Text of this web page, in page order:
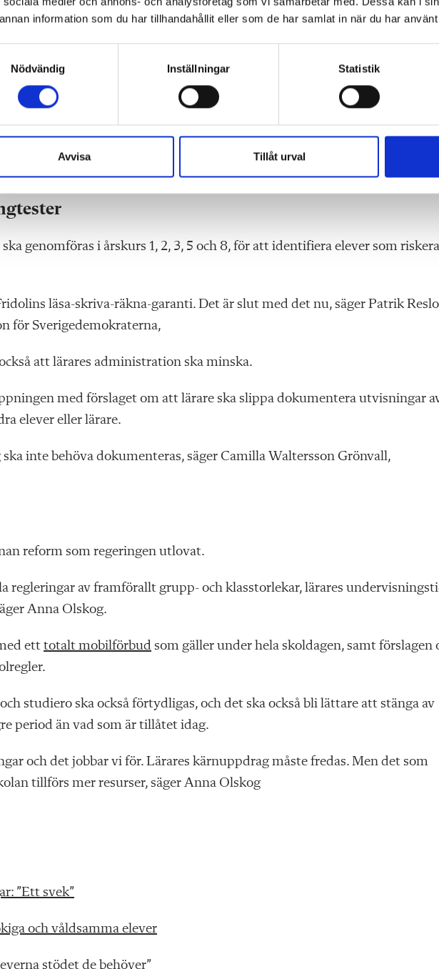
information som du har tillhandahållit eller som de har samlat in när du har
Nödvändig Inställningar Statistik
Avvisa Tillåt urval
elever i behov få undervisning i små grupper, under begränsad tid, i
och matematik.
Speciallärare eller lärare ska stå för undervisningen.
på tidiga stödinsatser. Men det viktiga är att ge lärare bättre
och mer resurser skulle minska oron och ge större trygghet för
för Sveriges Lärare.
genomföras i årskurs 1, 2, 3, 5 och 8, för att identifiera elever som
läsa-skriva-räkna-garanti. Det är slut med det nu, säger Patrik
för Sverigedemokraterna,
att lärares administration ska minska.
med förslaget om att lärare ska slippa dokumentera utvisningar
elever eller lärare.
inte behöva dokumenteras, säger Camilla Waltersson Grönvall,
reform som regeringen utlovat.
regleringar av framförallt grupp- och klasstorlekar, lärares
Anna Olskog.
ett totalt mobilförbud som gäller under hela skoldagen, samt förslagen
studiero ska också förtydligas, och det ska också bli lättare att stänga av
period än vad som är tillåtet idag.
och det jobbar vi för. Lärares kärnuppdrag måste fredas. Men det som
tillförs mer resurser, säger Anna Olskog
”Ett svek”
och våldsamma elever
stödet de behöver”